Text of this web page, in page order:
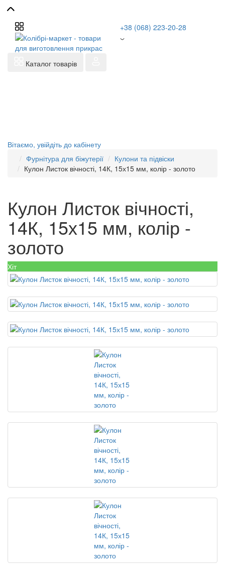
+38 (068) 223-20-28
Каталог товарів
Вітаємо, увійдіть до кабінету
Фурнітура для біжутерії
Кулони та підвіски
Кулон Листок вічності, 14К, 15х15 мм, колір - золото
Кулон Листок вічності,
14К, 15х15 мм, колір -
золото
Хіт